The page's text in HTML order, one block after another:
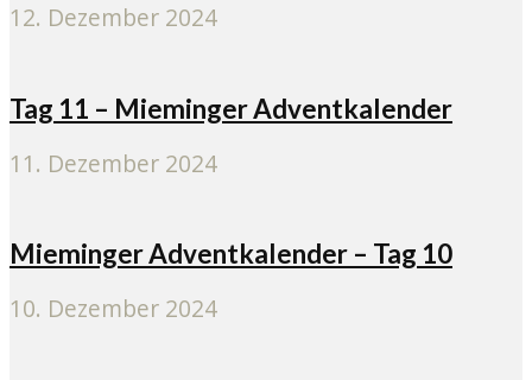
12. Dezember 2024
Tag 11 – Mieminger Adventkalender
11. Dezember 2024
Mieminger Adventkalender – Tag 10
10. Dezember 2024